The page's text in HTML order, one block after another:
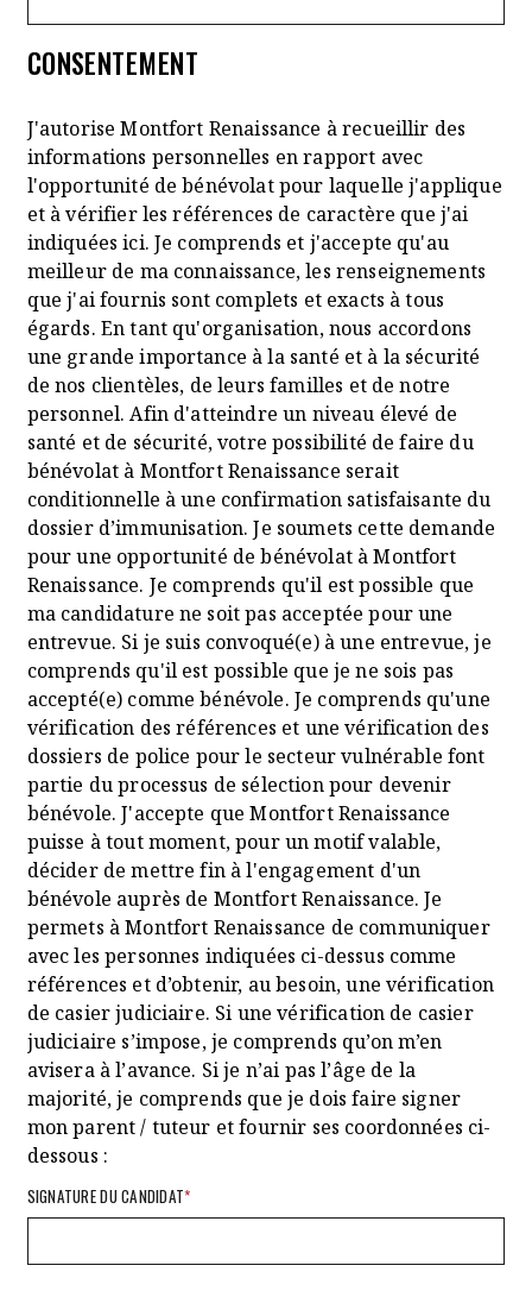
CONSENTEMENT
J'autorise Montfort Renaissance à recueillir des
informations personnelles en rapport avec
l'opportunité de bénévolat pour laquelle j'applique
et à vérifier les références de caractère que j'ai
indiquées ici. Je comprends et j'accepte qu'au
meilleur de ma connaissance, les renseignements
que j'ai fournis sont complets et exacts à tous
égards. En tant qu'organisation, nous accordons
une grande importance à la santé et à la sécurité
de nos clientèles, de leurs familles et de notre
personnel. Afin d'atteindre un niveau élevé de
santé et de sécurité, votre possibilité de faire du
bénévolat à Montfort Renaissance serait
conditionnelle à une confirmation satisfaisante du
dossier d’immunisation. Je soumets cette demande
pour une opportunité de bénévolat à Montfort
Renaissance. Je comprends qu'il est possible que
ma candidature ne soit pas acceptée pour une
entrevue. Si je suis convoqué(e) à une entrevue, je
comprends qu'il est possible que je ne sois pas
accepté(e) comme bénévole. Je comprends qu'une
vérification des références et une vérification des
dossiers de police pour le secteur vulnérable font
partie du processus de sélection pour devenir
bénévole. J'accepte que Montfort Renaissance
puisse à tout moment, pour un motif valable,
décider de mettre fin à l'engagement d'un
bénévole auprès de Montfort Renaissance. Je
permets à Montfort Renaissance de communiquer
avec les personnes indiquées ci-dessus comme
références et d’obtenir, au besoin, une vérification
de casier judiciaire. Si une vérification de casier
judiciaire s’impose, je comprends qu’on m’en
avisera à l’avance. Si je n’ai pas l’âge de la
majorité, je comprends que je dois faire signer
mon parent / tuteur et fournir ses coordonnées ci-
dessous :
SIGNATURE DU CANDIDAT*